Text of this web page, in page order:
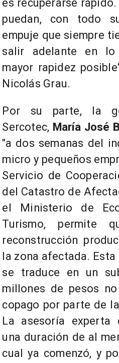
es recuperarse
puedan, con todo
empuje que siempre
salir adelante en
mayor rapidez
Nicolás Grau.
Por su parte, la
Sercotec, María José
"a dos semanas del
micro y pequeños
Servicio de
del Catastro de
el Ministerio de
Turismo, permite
reconstrucción
la zona afectada.
se traduce en un
millones de pesos
copago por parte de
La asesoría experta
una duración de al
cual ya comenzó, y